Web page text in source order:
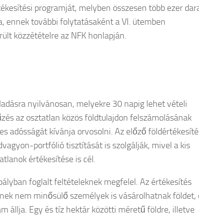
programját, melyben összesen több ezer
ennek további folytatásaként a VI. ütemben
közzétételre az NFK honlapján.
nyilvánosan, melyekre 30 napig lehet vételi
az osztatlan közös földtulajdon felszámolásának
adósságát kívánja orvosolni. Az előző
portfólió tisztítását is szolgálják, mivel a kis
értékesítése is cél.
foglalt feltételeknek megfelel. Az értékesítés
nem minősülő személyek is vásárolhatnak földet,
állja. Egy és tíz hektár közötti méretű földre, illetve